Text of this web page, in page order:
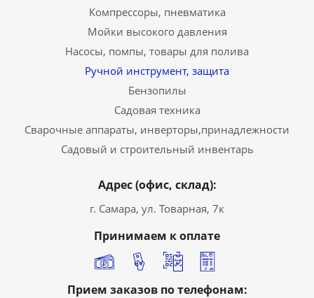
Компрессоры, пневматика
Мойки высокого давления
Насосы, помпы, товары для полива
Ручной инструмент, защита
Бензопилы
Садовая техника
Сварочные аппараты, инверторы,принадлежности
Садовый и строительный инвентарь
Адрес (офис, склад):
г. Самара, ул. Товарная, 7к
Принимаем к оплате
Прием заказов по телефонам: